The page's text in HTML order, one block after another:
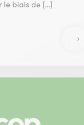
le biais de […]